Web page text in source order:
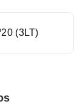
(3LT)